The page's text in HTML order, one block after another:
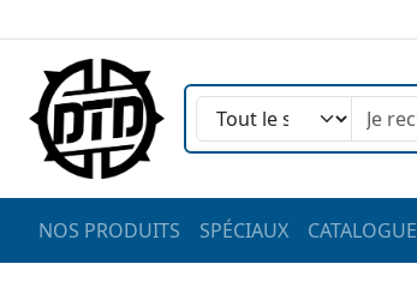
NOS PRODUITS SPÉCIAUX CATALOGUE